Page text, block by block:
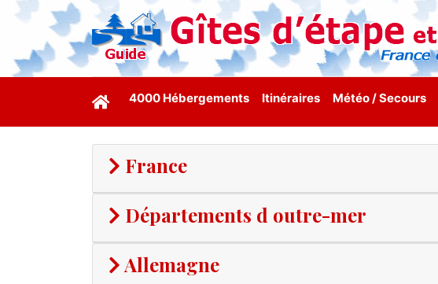
4000 Hébergements Itinéraires Météo / Secours
France
Départements d outre-mer
Allemagne